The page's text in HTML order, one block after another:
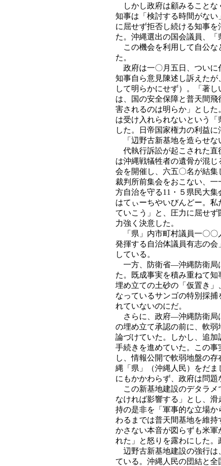
しかし政府は顧みることな
知事は「検討する時間がな
に屈せず拒否し続ける知事
た。沖縄選出の国会議員、
この機会を利用して自公な
た。
政府は一〇月五日、ついに
知事自ら意見陳述し訴えた
して明らかにせず）。「著
は、国の安全保障と普天間
害されるのは明らか」とし
は受け入れられないという
した。日帝国家権力の利益
「辺野古新基地を造らせな
代執行訴訟が起こされた直
は沖縄戦犠牲者の遺骨が混
会を開催し、六五〇名が結
裁判所前集会をおこない、
方自治を守る11・５県民大
はてぃーちやいびんどー。
ていこう」と、圧力に屈せ
力強く決意した。
「県」内市町村議員一〇〇
発揮する自治体議員有志の
している。
一方、防衛省―沖縄防衛局
た。既成事実を積み重ねて
埋め立ての土砂の「仮置き
なっているサンゴの特別採
れていないのにだ。
さらに、政府―沖縄防衛局
の埋め立て承認の前に、軟
論づけていた。しかし、追
手続きを進めていた。この
し、情報公開で軟弱地盤の
縄「県」（沖縄人民）をだ
にもかかわらず、政府は問題
この新基地建設のデタラメ
なければ影響する」とし、
持の是非を「軍事的な立場
わるまでは普天間基地を維
かさない本音が図らずも米
れた」と怒りを露わにした
辺野古新基地建設の強行は
ている。沖縄人民の団結と